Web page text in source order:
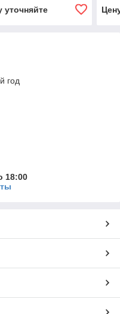
уточняйте
год
18:00